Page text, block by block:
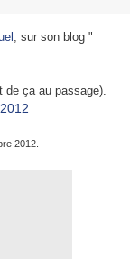
, sur son blog "
de ça au passage).
2012.